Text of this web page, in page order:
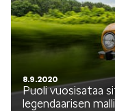
8.9.2020
Puoli vuosisataa
legendaarisen